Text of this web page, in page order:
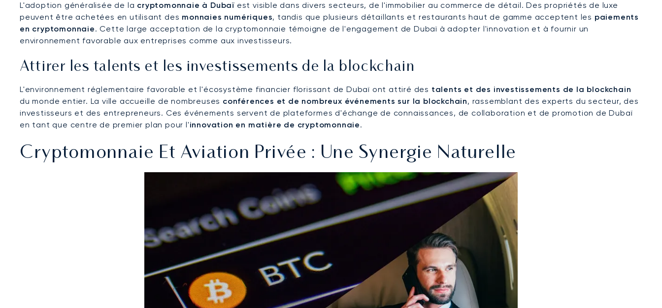
L'adoption généralisée de la cryptomonnaie à Dubaï est visible dans divers secteurs, de l'immobilier au commerce de détail. Des propriétés de luxe
peuvent être achetées en utilisant des monnaies numériques, tandis que plusieurs détaillants et restaurants haut de gamme acceptent les paiements
en cryptomonnaie. Cette large acceptation de la cryptomonnaie témoigne de l'engagement de Dubaï à adopter l'innovation et à fournir un
environnement favorable aux entreprises comme aux investisseurs.
Attirer les talents et les investissements de la blockchain
L'environnement réglementaire favorable et l'écosystème financier florissant de Dubaï ont attiré des talents et des investissements de la blockchain
du monde entier. La ville accueille de nombreuses conférences et de nombreux événements sur la blockchain, rassemblant des experts du secteur, des
investisseurs et des entrepreneurs. Ces événements servent de plateformes d'échange de connaissances, de collaboration et de promotion de Dubaï
en tant que centre de premier plan pour l'innovation en matière de cryptomonnaie.
Cryptomonnaie Et Aviation Privée : Une Synergie Naturelle